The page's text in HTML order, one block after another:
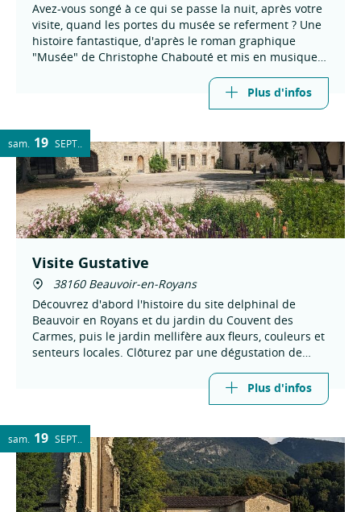
Avez-vous songé à ce qui se passe la nuit, après votre
visite, quand les portes du musée se referment ? Une
histoire fantastique, d'après le roman graphique
"Musée" de Christophe Chabouté et mis en musique
Plus d'infos
sam. 19 SEPT.
Visite Gustative
38160 Beauvoir-en-Royans
Découvrez d'abord l'histoire du site delphinal de
Beauvoir en Royans et du jardin du Couvent des
Carmes, puis le jardin mellifère aux fleurs, couleurs et
senteurs locales. Clôturez par une dégustation de
Plus d'infos
sam. 19 SEPT.